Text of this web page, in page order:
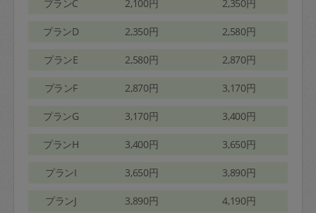
プランC 2,100円 2,350円
プランD 2,350円 2,580円
プランE 2,580円 2,870円
プランF 2,870円 3,170円
プランG 3,170円 3,400円
プランH 3,400円 3,650円
プランI 3,650円 3,890円
プランJ 3,890円 4,190円